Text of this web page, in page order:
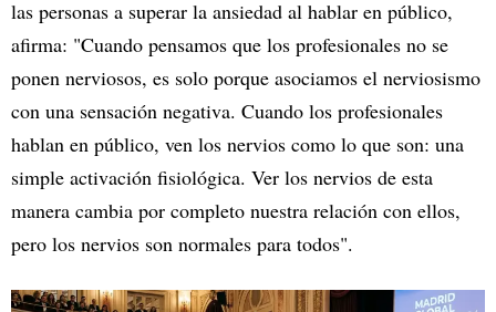
las personas a superar la ansiedad al hablar en público,
afirma: "Cuando pensamos que los profesionales no se
ponen nerviosos, es solo porque asociamos el nerviosismo
con una sensación negativa. Cuando los profesionales
hablan en público, ven los nervios como lo que son: una
simple activación fisiológica. Ver los nervios de esta
manera cambia por completo nuestra relación con ellos,
pero los nervios son normales para todos".